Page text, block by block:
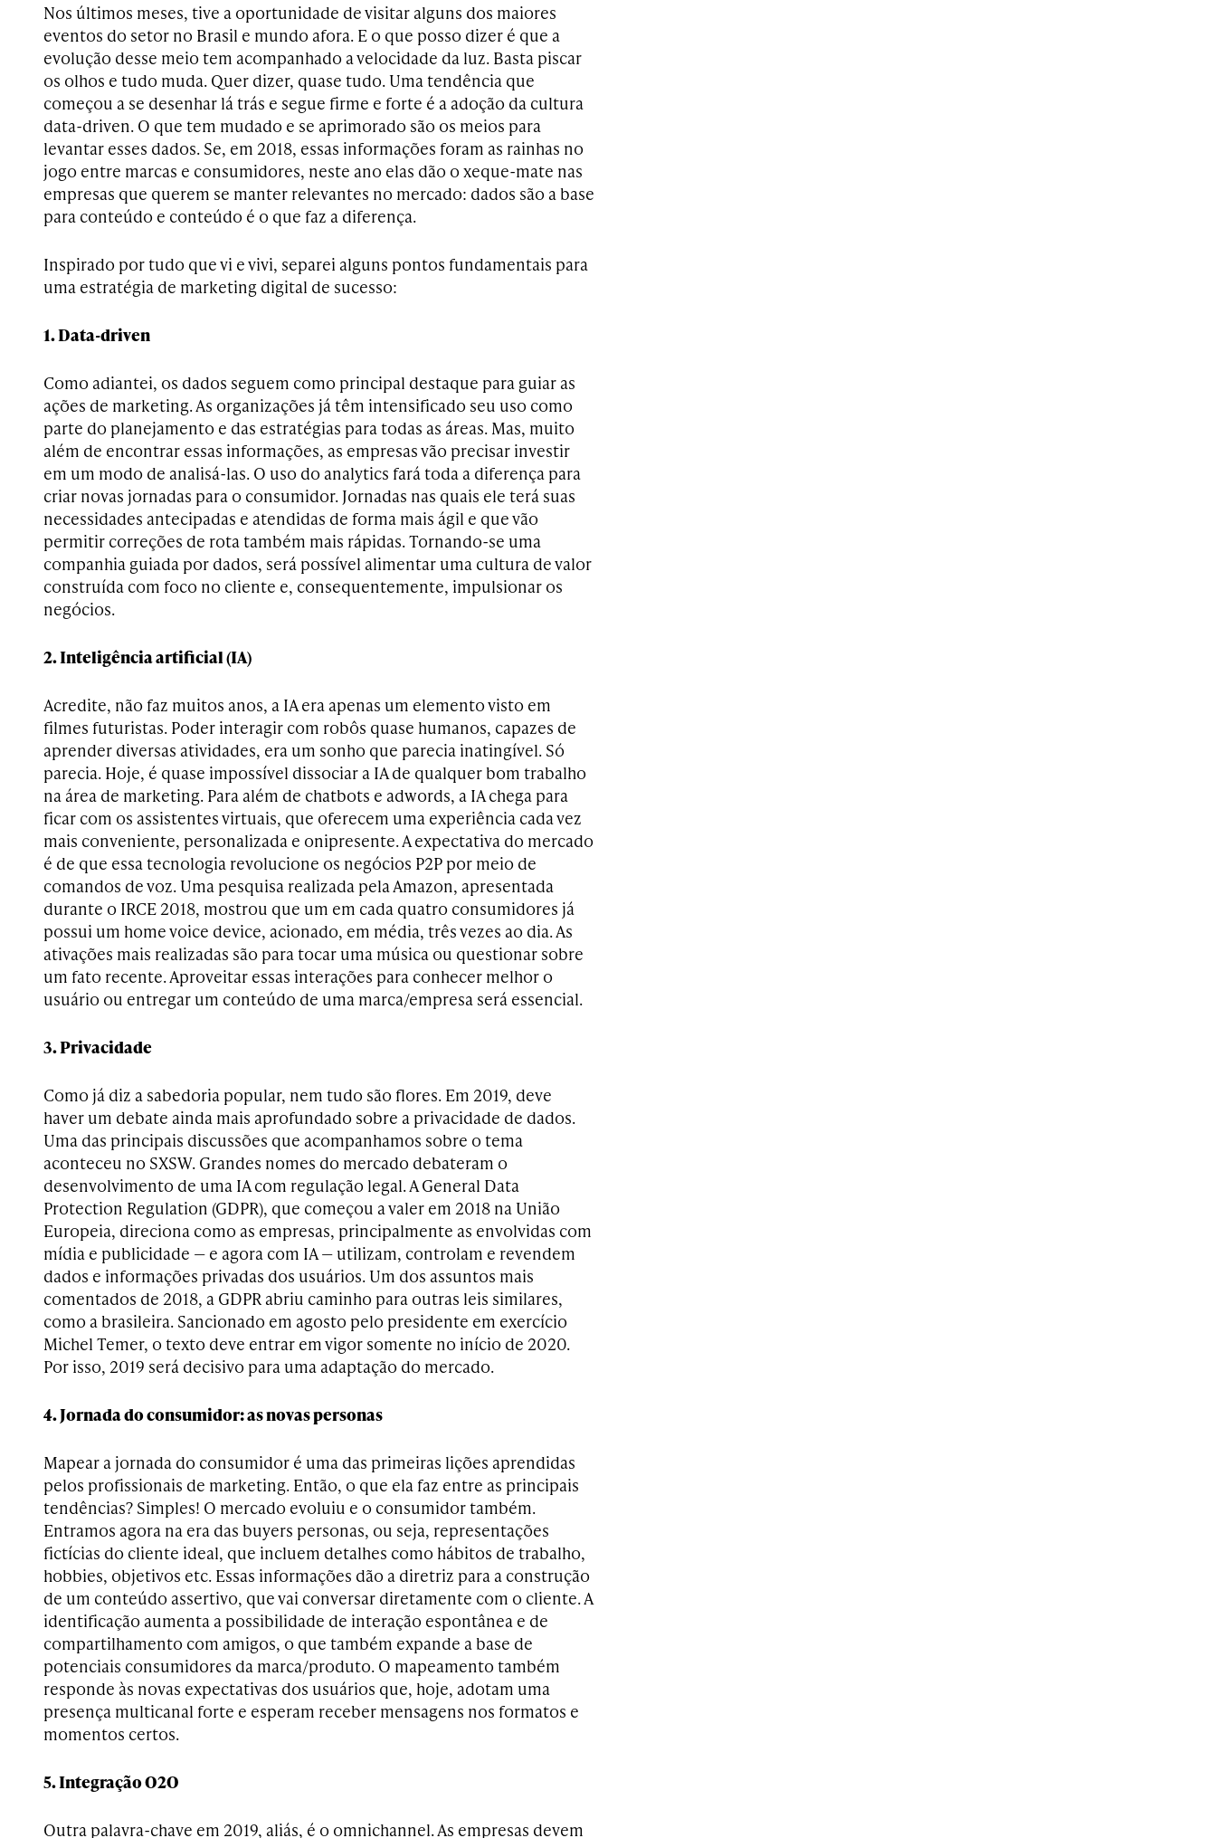
Nos últimos meses, tive a oportunidade de visitar alguns dos maiores
eventos do setor no Brasil e mundo afora. E o que posso dizer é que a
evolução desse meio tem acompanhado a velocidade da luz. Basta piscar
os olhos e tudo muda. Quer dizer, quase tudo. Uma tendência que
começou a se desenhar lá trás e segue firme e forte é a adoção da cultura
data-driven. O que tem mudado e se aprimorado são os meios para
levantar esses dados. Se, em 2018, essas informações foram as rainhas no
jogo entre marcas e consumidores, neste ano elas dão o xeque-mate nas
empresas que querem se manter relevantes no mercado: dados são a base
para conteúdo e conteúdo é o que faz a diferença.
Inspirado por tudo que vi e vivi, separei alguns pontos fundamentais para
uma estratégia de marketing digital de sucesso:
1. Data-driven
Como adiantei, os dados seguem como principal destaque para guiar as
ações de marketing. As organizações já têm intensificado seu uso como
parte do planejamento e das estratégias para todas as áreas. Mas, muito
além de encontrar essas informações, as empresas vão precisar investir
em um modo de analisá-las. O uso do analytics fará toda a diferença para
criar novas jornadas para o consumidor. Jornadas nas quais ele terá suas
necessidades antecipadas e atendidas de forma mais ágil e que vão
permitir correções de rota também mais rápidas. Tornando-se uma
companhia guiada por dados, será possível alimentar uma cultura de valor
construída com foco no cliente e, consequentemente, impulsionar os
negócios.
2. Inteligência artificial (IA)
Acredite, não faz muitos anos, a IA era apenas um elemento visto em
filmes futuristas. Poder interagir com robôs quase humanos, capazes de
aprender diversas atividades, era um sonho que parecia inatingível. Só
parecia. Hoje, é quase impossível dissociar a IA de qualquer bom trabalho
na área de marketing. Para além de chatbots e adwords, a IA chega para
ficar com os assistentes virtuais, que oferecem uma experiência cada vez
mais conveniente, personalizada e onipresente. A expectativa do mercado
é de que essa tecnologia revolucione os negócios P2P por meio de
comandos de voz. Uma pesquisa realizada pela Amazon, apresentada
durante o IRCE 2018, mostrou que um em cada quatro consumidores já
possui um home voice device, acionado, em média, três vezes ao dia. As
ativações mais realizadas são para tocar uma música ou questionar sobre
um fato recente. Aproveitar essas interações para conhecer melhor o
usuário ou entregar um conteúdo de uma marca/empresa será essencial.
3. Privacidade
Como já diz a sabedoria popular, nem tudo são flores. Em 2019, deve
haver um debate ainda mais aprofundado sobre a privacidade de dados.
Uma das principais discussões que acompanhamos sobre o tema
aconteceu no SXSW. Grandes nomes do mercado debateram o
desenvolvimento de uma IA com regulação legal. A General Data
Protection Regulation (GDPR), que começou a valer em 2018 na União
Europeia, direciona como as empresas, principalmente as envolvidas com
mídia e publicidade — e agora com IA — utilizam, controlam e revendem
dados e informações privadas dos usuários. Um dos assuntos mais
comentados de 2018, a GDPR abriu caminho para outras leis similares,
como a brasileira. Sancionado em agosto pelo presidente em exercício
Michel Temer, o texto deve entrar em vigor somente no início de 2020.
Por isso, 2019 será decisivo para uma adaptação do mercado.
4. Jornada do consumidor: as novas personas
Mapear a jornada do consumidor é uma das primeiras lições aprendidas
pelos profissionais de marketing. Então, o que ela faz entre as principais
tendências? Simples! O mercado evoluiu e o consumidor também.
Entramos agora na era das buyers personas, ou seja, representações
fictícias do cliente ideal, que incluem detalhes como hábitos de trabalho,
hobbies, objetivos etc. Essas informações dão a diretriz para a construção
de um conteúdo assertivo, que vai conversar diretamente com o cliente. A
identificação aumenta a possibilidade de interação espontânea e de
compartilhamento com amigos, o que também expande a base de
potenciais consumidores da marca/produto. O mapeamento também
responde às novas expectativas dos usuários que, hoje, adotam uma
presença multicanal forte e esperam receber mensagens nos formatos e
momentos certos.
5. Integração O2O
Outra palavra-chave em 2019, aliás, é o omnichannel. As empresas devem